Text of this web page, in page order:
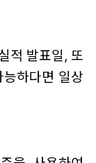
적 발표일, 또
하다면 일상